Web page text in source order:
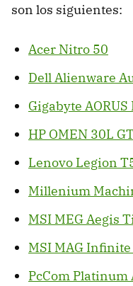
son los siguientes:
Acer Nitro 50
Dell Alienware
Gigabyte AORUS
HP OMEN 30L
Lenovo Legion
Millenium
MSI MEG Aegis
MSI MAG
PcCom Platinum